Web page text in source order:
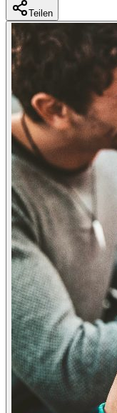
Teilen